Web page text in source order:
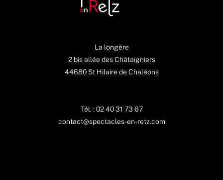
La longère
2 bis allée des Châtaigniers
44680 St Hilaire de Chaléons
Tél. : 02 40 31 73 67
contact@spectacles-en-retz.com